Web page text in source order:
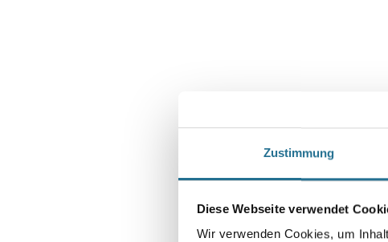
Zustimmung
Diese Webseite verwendet
Wir verwenden Cookies, um